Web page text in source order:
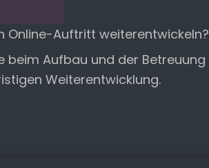
Online-Auftritt weiterentwickeln?
beim Aufbau und der Betreuung
Weiterentwicklung.